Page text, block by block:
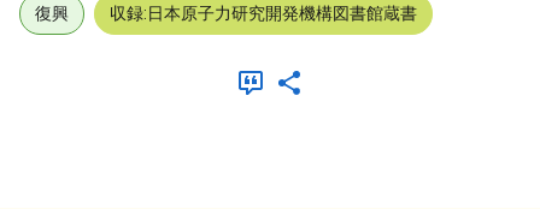
復興 収録:日本原子力研究開発機構図書館蔵書